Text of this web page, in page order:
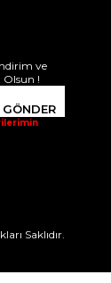
ve
Olsun !
GÖNDER
Saklıdır.